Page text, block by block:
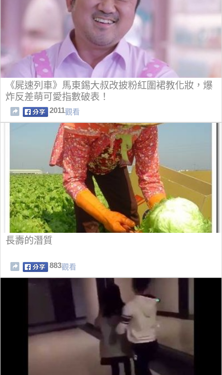
《屍速列車》馬東錫大叔改披粉紅圍裙教化妝，爆
炸反差萌可愛指數破表！
2011觀看
長壽的潛質
883觀看